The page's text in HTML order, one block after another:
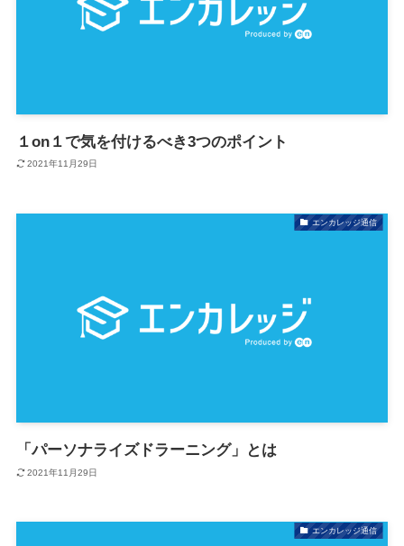
１on１で気を付けるべき3つのポイント
2021年11月29日
エンカレッジ通信
「パーソナライズドラーニング」とは
2021年11月29日
エンカレッジ通信